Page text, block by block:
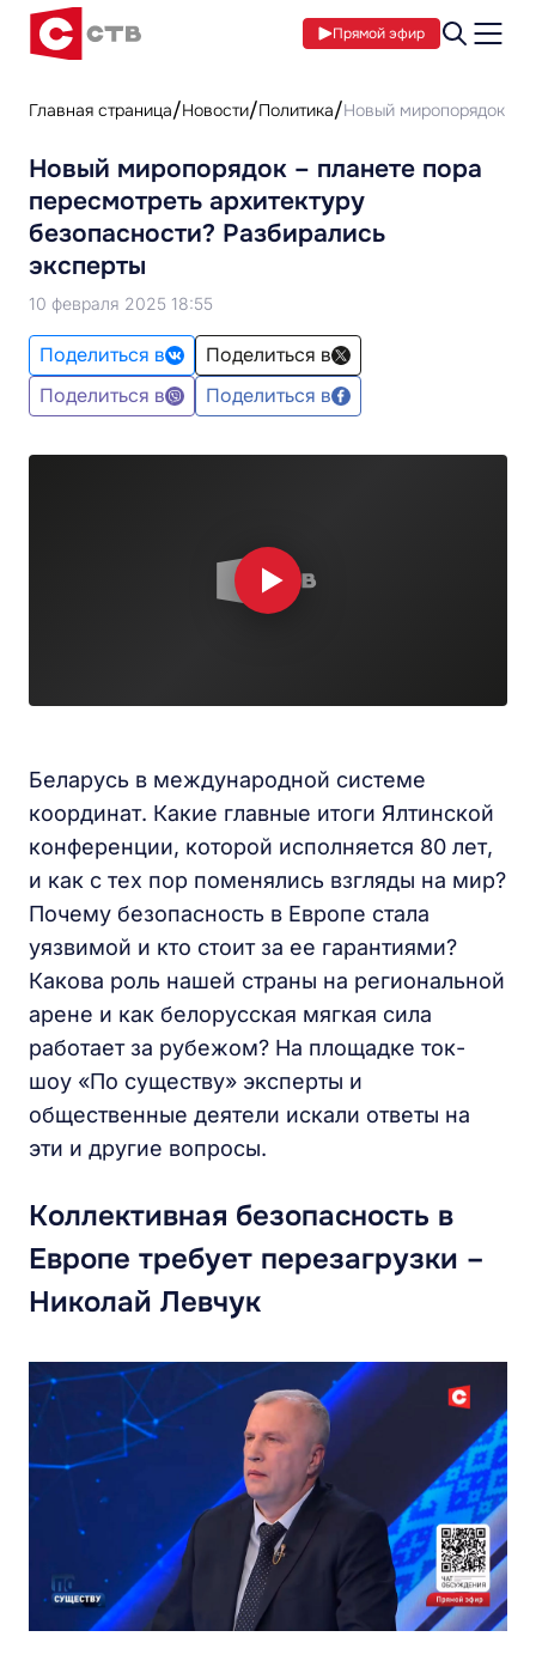
Прямой эфир
Главная страница Новости Политика Новый миропорядок –
Новый миропорядок – планете пора
пересмотреть архитектуру
безопасности? Разбирались
эксперты
10 февраля 2025 18:55
Поделиться в
Поделиться в
Поделиться в
Поделиться в
Беларусь в международной системе
координат. Какие главные итоги Ялтинской
конференции, которой исполняется 80 лет,
и как с тех пор поменялись взгляды на мир?
Почему безопасность в Европе стала
уязвимой и кто стоит за ее гарантиями?
Какова роль нашей страны на региональной
арене и как белорусская мягкая сила
работает за рубежом? На площадке ток-
шоу «По существу» эксперты и
общественные деятели искали ответы на
эти и другие вопросы.
Коллективная безопасность в
Европе требует перезагрузки –
Николай Левчук